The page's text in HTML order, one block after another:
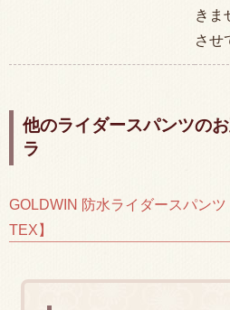
きま
させ
他のライダースパンツの
ラ
GOLDWIN 防水ライダースパ
TEX】